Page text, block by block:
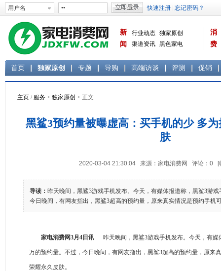
新
闻
行业动态 独家原创
渠道资讯 黑色家电
消
费
首页 独家原创 专题 导购 高端访谈 评测 促销
主页 / 服务 > 独家原创 > 正文
黑鲨3预约量被曝虚高：买手机的少 多
肤
2020-03-04 21:30:04 来源：家电消费网 评论： 0 [
导读： 昨天晚间，黑鲨3游戏手机发布。今天，有媒体报道称，黑鲨3游
今日晚间，有网友指出，黑鲨3超高的预约量，原来真实情况是预约手机
家电消费网3月4日讯 昨天晚间，黑鲨3游戏手机发布。今天，有媒
万的预约量。不过，今日晚间，有网友指出，黑鲨3超高的预约量，原来
荣耀永久皮肤。